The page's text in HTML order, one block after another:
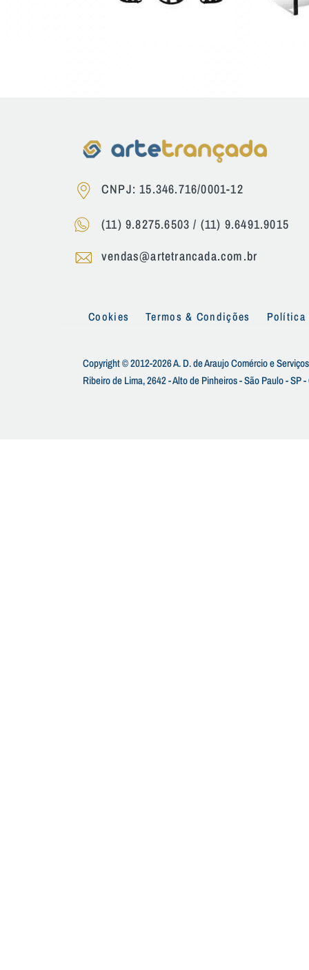
CNPJ: 15.346.716/0001-12
(11) 9.8275.6503 / (11) 9.6491.9015
vendas@artetrancada.com.br
Cookies Termos & Condições Política
Copyright © 2012-2026 A. D. de Araujo Comércio e
Ribeiro de Lima, 2642 - Alto de Pinheiros - São Paulo - SP